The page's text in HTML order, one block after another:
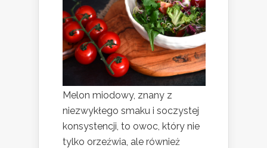
Melon miodowy, znany z
niezwykłego smaku i soczystej
konsystencji, to owoc, który nie
tylko orzeźwia, ale również